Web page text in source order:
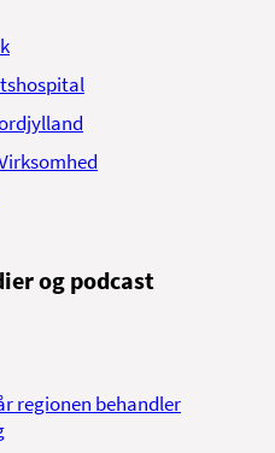
og podcast
regionen behandler